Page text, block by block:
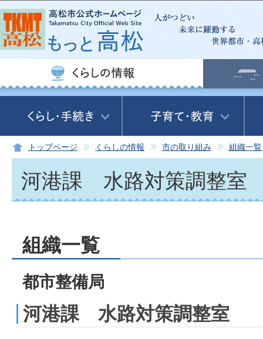
この
トップページ くらしの情報 市の取り組み 組織一覧
河港課 水路対策調整室
組織一覧
都市整備局
河港課 水路対策調整室